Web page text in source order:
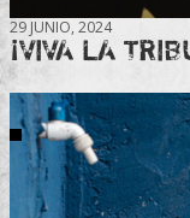
29 JUNIO, 2024
¡VIVA LA